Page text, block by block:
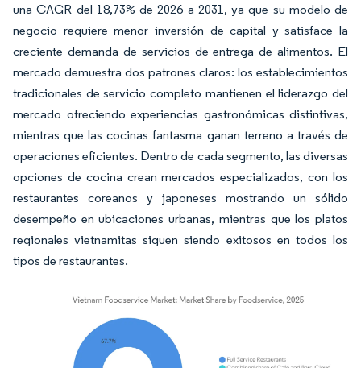
una CAGR del 18,73% de 2026 a 2031, ya que su modelo de
negocio requiere menor inversión de capital y satisface la
creciente demanda de servicios de entrega de alimentos. El
mercado demuestra dos patrones claros: los establecimientos
tradicionales de servicio completo mantienen el liderazgo del
mercado ofreciendo experiencias gastronómicas distintivas,
mientras que las cocinas fantasma ganan terreno a través de
operaciones eficientes. Dentro de cada segmento, las diversas
opciones de cocina crean mercados especializados, con los
restaurantes coreanos y japoneses mostrando un sólido
desempeño en ubicaciones urbanas, mientras que los platos
regionales vietnamitas siguen siendo exitosos en todos los
tipos de restaurantes.